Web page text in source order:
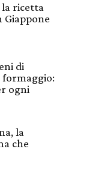
ricetta
di
ogni
la
che